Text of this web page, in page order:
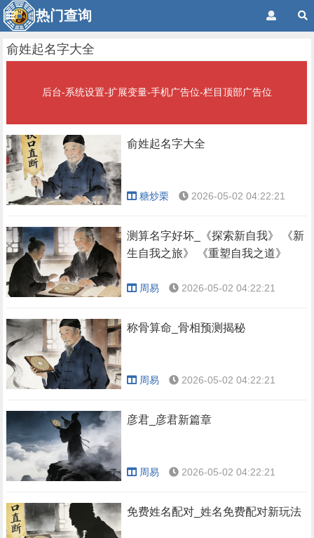
热门查询
俞姓起名字大全
后台-系统设置-扩展变量-手机广告位-栏目顶部广告位
俞姓起名字大全
糖炒栗 2026-05-02 04:22:21
测算名字好坏_《探索新自我》 《新
生自我之旅》 《重塑自我之道》
周易 2026-05-02 04:22:21
称骨算命_骨相预测揭秘
周易 2026-05-02 04:22:21
彦君_彦君新篇章
周易 2026-05-02 04:22:21
免费姓名配对_姓名免费配对新玩法